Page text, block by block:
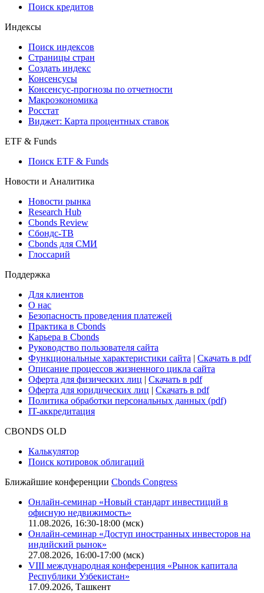
Поиск кредитов
Индексы
Поиск индексов
Страницы стран
Создать индекс
Консенсусы
Консенсус-прогнозы по отчетности
Макроэкономика
Росстат
Виджет: Карта процентных ставок
ETF & Funds
Поиск ETF & Funds
Новости и Аналитика
Новости рынка
Research Hub
Cbonds Review
Сбондс-ТВ
Cbonds для СМИ
Глоссарий
Поддержка
Для клиентов
О нас
Безопасность проведения платежей
Практика в Cbonds
Карьера в Cbonds
Руководство пользователя сайта
Функциональные характеристики сайта | Скачать в pdf
Описание процессов жизненного цикла сайта
Оферта для физических лиц | Скачать в pdf
Оферта для юридических лиц | Скачать в pdf
Политика обработки персональных данных (pdf)
IT-аккредитация
CBONDS OLD
Калькулятор
Поиск котировок облигаций
Ближайшие конференции Cbonds Congress
Онлайн-семинар «Новый стандарт инвестиций в
офисную недвижимость»
11.08.2026, 16:30-18:00 (мск)
Онлайн-семинар «Доступ иностранных инвесторов на
индийский рынок»
27.08.2026, 16:00-17:00 (мск)
VIII международная конференция «Рынок капитала
Республики Узбекистан»
17.09.2026, Ташкент